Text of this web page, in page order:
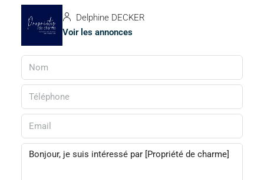
Delphine DECKER
Voir les annonces